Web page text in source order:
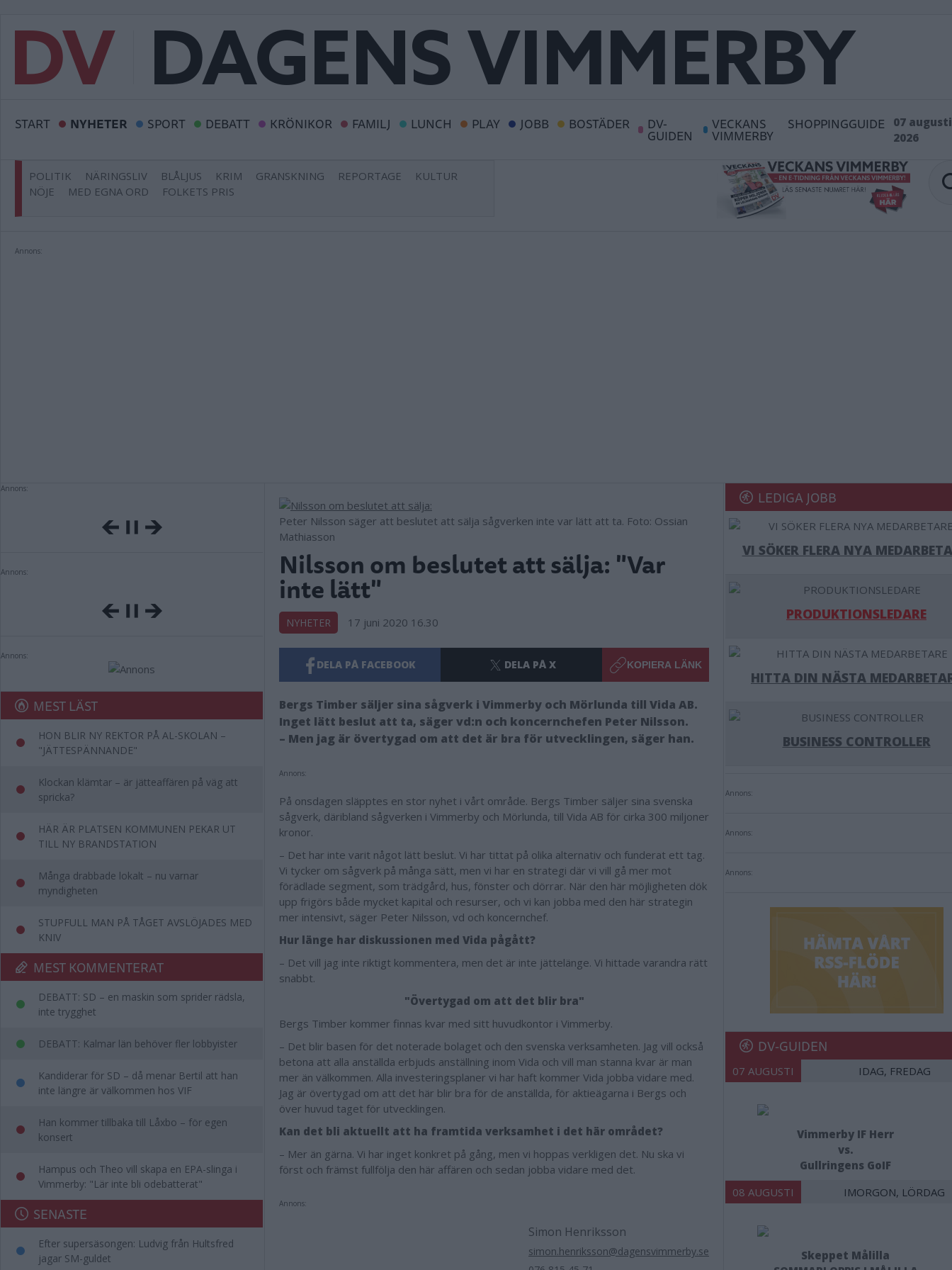
START NYHETER SPORT DEBATT KRÖNIKOR FAMILJ LUNCH PLAY JOBB BOSTÄDER DV-
GUIDEN
VECKANS
VIMMERBY
SHOPPINGGUIDE
07 augusti
2026
POLITIK NÄRINGSLIV BLÅLJUS KRIM GRANSKNING REPORTAGE
KULTUR
NÖJE
MED EGNA ORD FOLKETS PRIS
Annons:
Annons:
Annons:
Annons:
MEST LÄST
HON BLIR NY REKTOR PÅ AL-SKOLAN –
"JÄTTESPÄNNANDE"
Klockan klämtar – är jätteaffären på väg att
spricka?
HÄR ÄR PLATSEN KOMMUNEN PEKAR UT
TILL NY BRANDSTATION
Många drabbade lokalt – nu varnar
myndigheten
STUPFULL MAN PÅ TÅGET AVSLÖJADES MED
KNIV
MEST KOMMENTERAT
DEBATT: SD – en maskin som sprider rädsla,
inte trygghet
DEBATT: Kalmar län behöver fler lobbyister
Kandiderar för SD – då menar Bertil att han
inte längre är välkommen hos VIF
Han kommer tillbaka till Låxbo – för egen
konsert
Hampus och Theo vill skapa en EPA-slinga i
Vimmerby: "Lär inte bli odebatterat"
SENASTE
Efter supersäsongen: Ludvig från Hultsfred
jagar SM-guldet
Peter Nilsson säger att beslutet att sälja sågverken inte var lätt att ta. Foto: Ossian
Mathiasson
Nilsson om beslutet att sälja: "Var
inte lätt"
NYHETER 17 juni 2020 16.30
DELA PÅ FACEBOOK DELA PÅ X KOPIERA LÄNK
Bergs Timber säljer sina sågverk i Vimmerby och Mörlunda till Vida AB.
Inget lätt beslut att ta, säger vd:n och koncernchefen Peter Nilsson.
– Men jag är övertygad om att det är bra för utvecklingen, säger han.
Annons:
På onsdagen släpptes en stor nyhet i vårt område. Bergs Timber säljer sina svenska
sågverk, däribland sågverken i Vimmerby och Mörlunda, till Vida AB för cirka 300 miljoner
kronor.
– Det har inte varit något lätt beslut. Vi har tittat på olika alternativ och funderat ett tag.
Vi tycker om sågverk på många sätt, men vi har en strategi där vi vill gå mer mot
förädlade segment, som trädgård, hus, fönster och dörrar. När den här möjligheten dök
upp frigörs både mycket kapital och resurser, och vi kan jobba med den här strategin
mer intensivt, säger Peter Nilsson, vd och koncernchef.
Hur länge har diskussionen med Vida pågått?
– Det vill jag inte riktigt kommentera, men det är inte jättelänge. Vi hittade varandra rätt
snabbt.
"Övertygad om att det blir bra"
Bergs Timber kommer finnas kvar med sitt huvudkontor i Vimmerby.
– Det blir basen för det noterade bolaget och den svenska verksamheten. Jag vill också
betona att alla anställda erbjuds anställning inom Vida och vill man stanna kvar är man
mer än välkommen. Alla investeringsplaner vi har haft kommer Vida jobba vidare med.
Jag är övertygad om att det här blir bra för de anställda, för aktieägarna i Bergs och
över huvud taget för utvecklingen.
Kan det bli aktuellt att ha framtida verksamhet i det här området?
– Mer än gärna. Vi har inget konkret på gång, men vi hoppas verkligen det. Nu ska vi
först och främst fullfölja den här affären och sedan jobba vidare med det.
Annons:
Simon Henriksson
simon.henriksson@dagensvimmerby.se
LEDIGA JOBB
VI SÖKER FLERA NYA
PRODUKTIONSLEDARE
HITTA DIN NÄSTA
BUSINESS CONTROLLER
Annons:
Annons:
Annons:
DV-GUIDEN
07 AUGUSTI IDAG, FREDAG
Vimmerby IF Herr
vs.
Gullringens GoIF
08 AUGUSTI IMORGON, LÖRDAG
Skeppet Målilla